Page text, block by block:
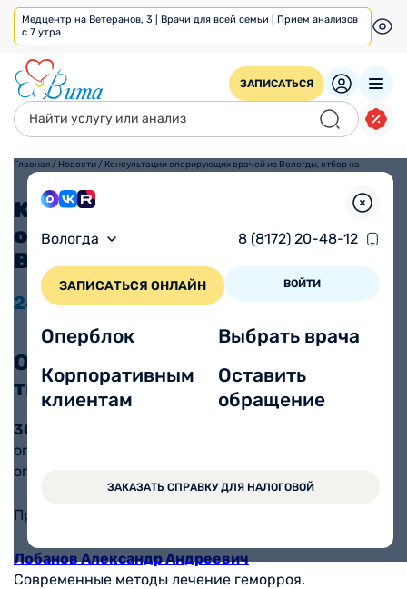
Медцентр на Ветеранов, 3 | Врачи для всей семьи | Прием анализов
с 7 утра
ЗАПИСАТЬСЯ
Вологда 8 (8172) 20-48-12
ЗАПИСАТЬСЯ ОНЛАЙН ВОЙТИ
Оперблок
Корпоративным
клиентам
Выбрать врача
Оставить
обращение
ЗАКАЗАТЬ СПРАВКУ ДЛЯ НАЛОГОВОЙ
Главная / Новости / Консультации оперирующих врачей из Вологды, отбор на
Консультации
оперирующих врачей из
Вологды, отбор на операции
24.03
Операция - это не страшно, когда
ты в надежных руках.
30 мая
оперирующий проктолог из Вологды - для отбора на
операции.
Прием специалиста на проспекте Победы, 111:
Лобанов Александр Андреевич
Современные методы лечение геморроя.